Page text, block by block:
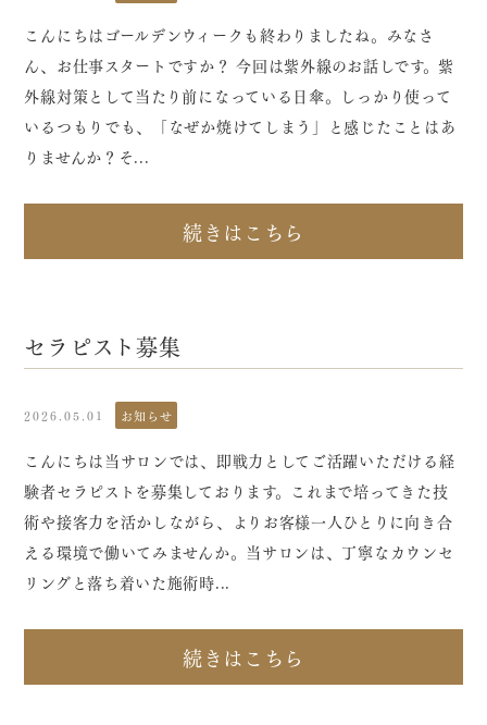
こんにちはゴールデンウィークも終わりましたね。みなさ
ん、お仕事スタートですか？ 今回は紫外線のお話しです。紫
外線対策として当たり前になっている日傘。しっかり使って
いるつもりでも、「なぜか焼けてしまう」と感じたことはあ
りませんか？そ...
続きはこちら
セラピスト募集
2026.05.01 お知らせ
こんにちは当サロンでは、即戦力としてご活躍いただける経
験者セラピストを募集しております。これまで培ってきた技
術や接客力を活かしながら、よりお客様一人ひとりに向き合
える環境で働いてみませんか。当サロンは、丁寧なカウンセ
リングと落ち着いた施術時...
続きはこちら